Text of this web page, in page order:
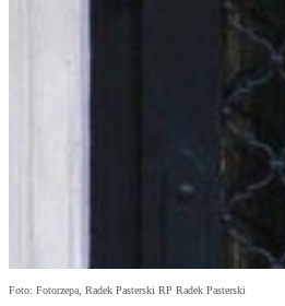
Foto: Fotorzepa, Radek Pasterski RP Radek Pasterski